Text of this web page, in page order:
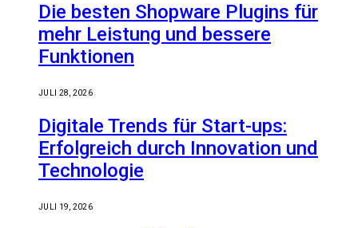
Die besten Shopware Plugins für
mehr Leistung und bessere
Funktionen
JULI 28, 2026
Digitale Trends für Start-ups:
Erfolgreich durch Innovation und
Technologie
JULI 19, 2026